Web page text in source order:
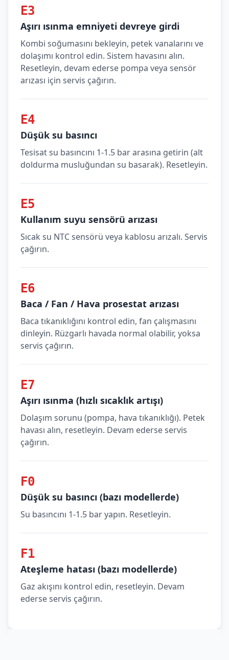
E3
Aşırı ısınma emniyeti devreye girdi
Kombi soğumasını bekleyin, petek vanalarını ve
dolaşımı kontrol edin. Sistem havasını alın.
Resetleyin, devam ederse pompa veya sensör
arızası için servis çağırın.
E4
Düşük su basıncı
Tesisat su basıncını 1-1.5 bar arasına getirin (alt
doldurma musluğundan su basarak). Resetleyin.
E5
Kullanım suyu sensörü arızası
Sıcak su NTC sensörü veya kablosu arızalı. Servis
çağırın.
E6
Baca / Fan / Hava prosestat arızası
Baca tıkanıklığını kontrol edin, fan çalışmasını
dinleyin. Rüzgarlı havada normal olabilir, yoksa
servis çağırın.
E7
Aşırı ısınma (hızlı sıcaklık artışı)
Dolaşım sorunu (pompa, hava tıkanıklığı). Petek
havası alın, resetleyin. Devam ederse servis
çağırın.
F0
Düşük su basıncı (bazı modellerde)
Su basıncını 1-1.5 bar yapın. Resetleyin.
F1
Ateşleme hatası (bazı modellerde)
Gaz akışını kontrol edin, resetleyin. Devam
ederse servis çağırın.